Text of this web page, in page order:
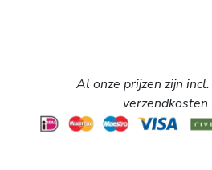
Al onze prijzen zijn
verzendkosten.